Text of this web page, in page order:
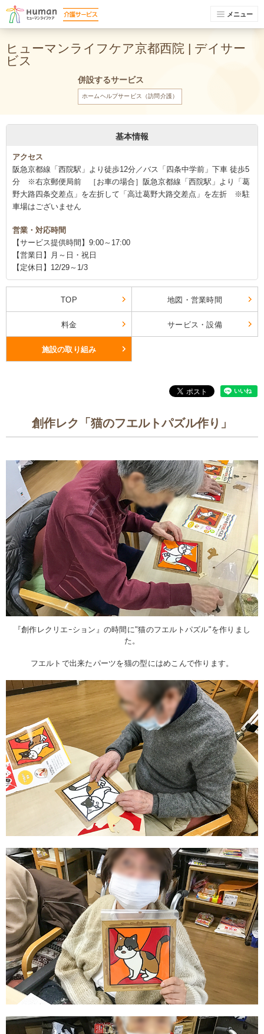
メニュー
ヒューマンライフケア京都西院 | デイサー
ビス
併設するサービス
ホームヘルプサービス（訪問介護）
基本情報
アクセス
阪急京都線「西院駅」より徒歩12分／バス「四条中学前」下車 徒歩5
分 ※右京郵便局前 ［お車の場合］阪急京都線「西院駅」より「葛
野大路四条交差点」を左折して「高辻葛野大路交差点」を左折 ※駐
車場はございません
営業・対応時間
【サービス提供時間】9:00～17:00
【営業日】月～日・祝日
【定休日】12/29～1/3
TOP 地図・営業時間
料金 サービス・設備
施設の取り組み
創作レク「猫のフエルトパズル作り」
『創作レクリエｰション』の時間に"猫のフエルトパズル"を作りまし
た。
フエルトで出来たパーツを猫の型にはめこんで作ります。